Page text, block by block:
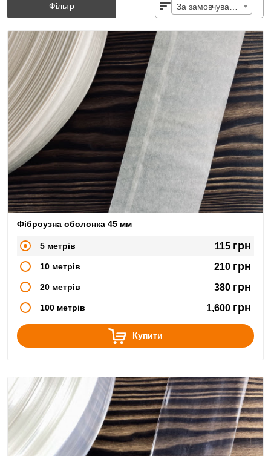
Фільтр
Фіброузна оболонка 45 мм
5 метрів 115 грн
10 метрів 210 грн
20 метрів 380 грн
100 метрів 1,600 грн
Купити